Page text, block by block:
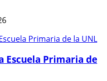
Escuela Primaria de